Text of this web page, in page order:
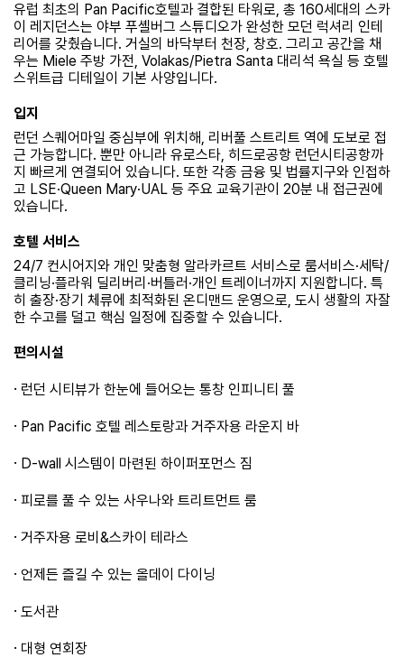
유럽 최초의 Pan Pacific호텔과 결합된 타워로, 총 160세대의 스카
이 레지던스는 야부 푸셸버그 스튜디오가 완성한 모던 럭셔리 인테
리어를 갖췄습니다. 거실의 바닥부터 천장, 창호. 그리고 공간을 채
우는 Miele 주방 가전, Volakas/Pietra Santa 대리석 욕실 등 호텔
스위트급 디테일이 기본 사양입니다.
입지
런던 스퀘어마일 중심부에 위치해, 리버풀 스트리트 역에 도보로 접
근 가능합니다. 뿐만 아니라 유로스타, 히드로공항 런던시티공항까
지 빠르게 연결되어 있습니다. 또한 각종 금융 및 법률지구와 인접하
고 LSE·Queen Mary·UAL 등 주요 교육기관이 20분 내 접근권에
있습니다.
호텔 서비스
24/7 컨시어지와 개인 맞춤형 알라카르트 서비스로 룸서비스·세탁/
클리닝·플라워 딜리버리·버틀러·개인 트레이너까지 지원합니다. 특
히 출장·장기 체류에 최적화된 온디맨드 운영으로, 도시 생활의 자잘
한 수고를 덜고 핵심 일정에 집중할 수 있습니다.
편의시설
· 런던 시티뷰가 한눈에 들어오는 통창 인피니티 풀
· Pan Pacific 호텔 레스토랑과 거주자용 라운지 바
· D-wall 시스템이 마련된 하이퍼포먼스 짐
· 피로를 풀 수 있는 사우나와 트리트먼트 룸
· 거주자용 로비&스카이 테라스
· 언제든 즐길 수 있는 올데이 다이닝
· 도서관
· 대형 연회장